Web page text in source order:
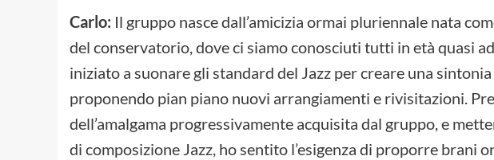
Carlo: Il gruppo nasce dall’amicizia ormai pluriennale nata
del conservatorio, dove ci siamo conosciuti tutti in età quasi
iniziato a suonare gli standard del Jazz per creare una
proponendo pian piano nuovi arrangiamenti e rivisitazioni.
dell’amalgama progressivamente acquisita dal gruppo, e
di composizione Jazz, ho sentito l’esigenza di proporre brani